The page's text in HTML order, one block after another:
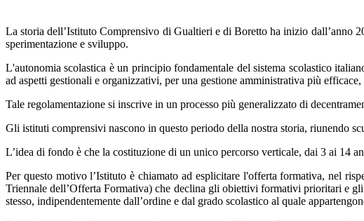
La storia dell’Istituto Comprensivo di Gualtieri e di Boretto ha inizio dall’anno
sperimentazione e sviluppo.
L'autonomia scolastica è un principio fondamentale del sistema scolastico
ad aspetti gestionali e organizzativi, per una gestione amministrativa più
Tale regolamentazione si inscrive in un processo più generalizzato di
Gli istituti comprensivi nascono in questo periodo della nostra storia, riunendo
L’idea di fondo è che la costituzione di un unico percorso verticale, dai 3 ai 14
Per questo motivo l’Istituto è chiamato ad esplicitare l'offerta formativa, nel
Triennale dell’Offerta Formativa) che declina gli obiettivi formativi prioritari e
stesso, indipendentemente dall’ordine e dal grado scolastico al quale